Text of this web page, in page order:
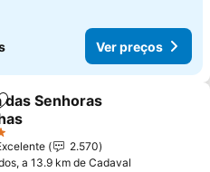
Ver preços
aos favoritos
das Senhoras
2.570
a 13.9 km de Cadaval